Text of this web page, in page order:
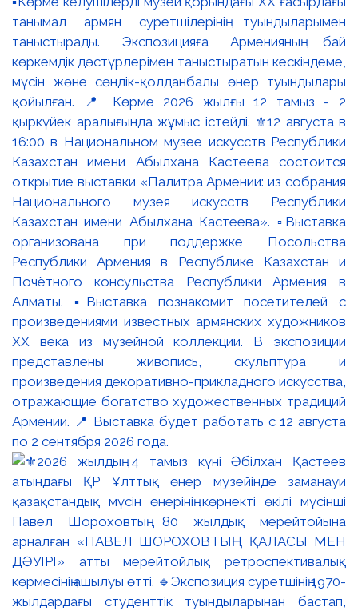
танымал армян суретшілерінің туындыларымен
таныстырады. Экспозицияға Арменияның бай
көркемдік дәстүрлерімен таныстыратын кескіндеме,
мүсін және сәндік-қолданбалы өнер туындылары
қойылған. 📍 Көрме 2026 жылғы 12 тамыз - 2
қыркүйек аралығында жұмыс істейді. ⚜️12 августа в
16:00 в Национальном музее искусств Республики
Казахстан имени Абылхана Кастеева состоится
открытие выставки «Палитра Армении: из собрания
Национального музея искусств Республики
Казахстан имени Абылхана Кастеева». ▫️Выставка
организована при поддержке Посольства
Республики Армения в Республике Казахстан и
Почётного консульства Республики Армения в
Алматы. ▪️Выставка познакомит посетителей с
произведениями известных армянских художников
XX века из музейной коллекции. В экспозиции
представлены живопись, скульптура и
произведения декоративно-прикладного искусства,
отражающие богатство художественных традиций
Армении. 📍 Выставка будет работать с 12 августа
по 2 сентября 2026 года.